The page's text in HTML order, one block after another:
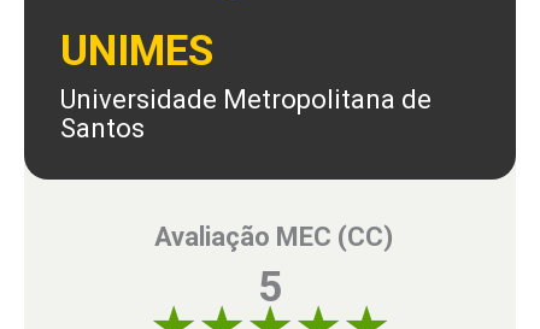
UNIMES
Universidade Metropolitana de
Santos
Avaliação MEC (CC)
5